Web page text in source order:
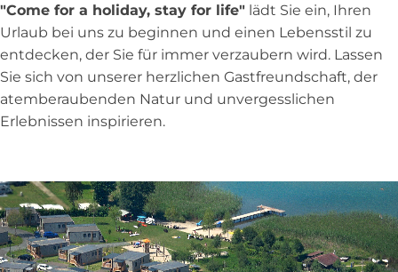
"Come for a holiday, stay for life" lädt Sie ein, Ihren
Urlaub bei uns zu beginnen und einen Lebensstil zu
entdecken, der Sie für immer verzaubern wird. Lassen
Sie sich von unserer herzlichen Gastfreundschaft, der
atemberaubenden Natur und unvergesslichen
Erlebnissen inspirieren.